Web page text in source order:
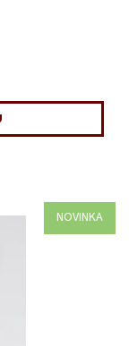
NOVINKA